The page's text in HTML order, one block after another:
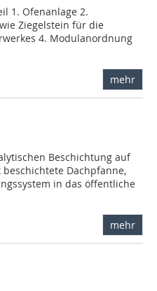
1. Ofenanlage 2.
Ziegelstein für die
4. Modulanordnung
mehr
Beschichtung auf
beschichtete Dachpfanne,
in das öffentliche
mehr